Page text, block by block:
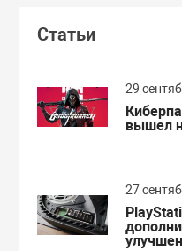
Статьи
29
вышел
27